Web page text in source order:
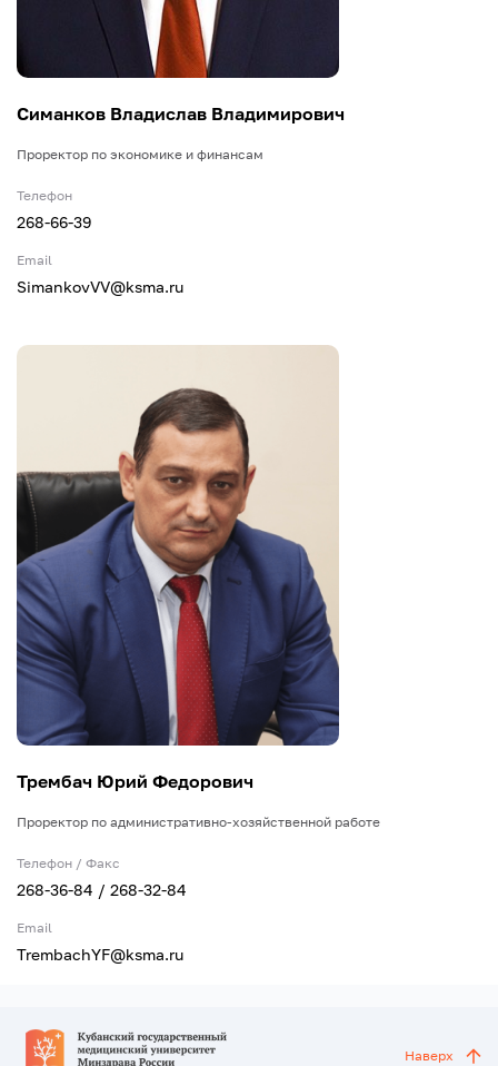
Симанков Владислав Владимирович
Проректор по экономике и финансам
Телефон
268-66-39
Email
SimankovVV@ksma.ru
Трембач Юрий Федорович
Проректор по административно-хозяйственной работе
Телефон / Факс
268-36-84 / 268-32-84
Email
TrembachYF@ksma.ru
Наверх